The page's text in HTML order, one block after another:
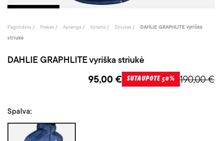
Pagrindinis Prekės Apranga Vyrams Striukės
DAHLIE GRAPHLITE vyriška
striukė
DAHLIE GRAPHLITE vyriška striukė
190,00 €
95,00 € SUTAUPOTE 50%
Spalva: